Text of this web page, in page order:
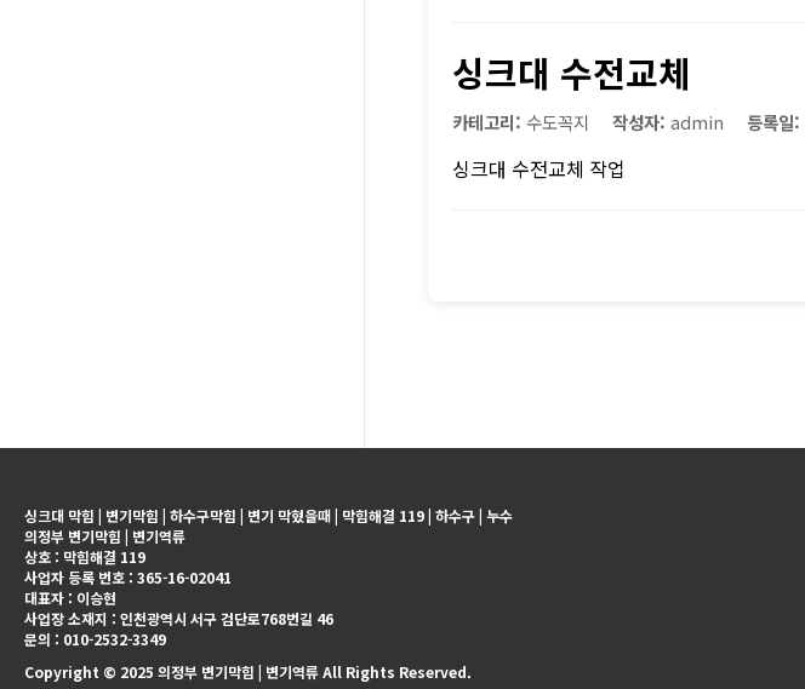
싱크대 수전교체
카테고리: 수도꼭지 작성자: admin 등록일:
싱크대 수전교체 작업
싱크대 막힘 | 변기막힘 | 하수구막힘 | 변기 막혔을때 | 막힘해결 119 | 하수구 | 누수
의정부 변기막힘 | 변기역류
상호 : 막힘해결 119
사업자 등록 번호 : 365-16-02041
대표자 : 이승현
사업장 소재지 : 인천광역시 서구 검단로768번길 46
문의 : 010-2532-3349
Copyright © 2025 의정부 변기막힘 | 변기역류 All Rights Reserved.